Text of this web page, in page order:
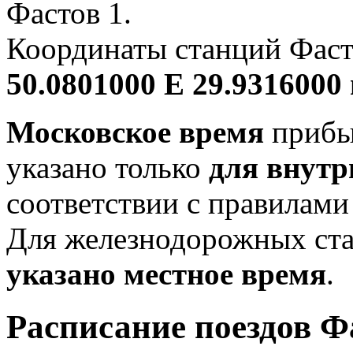
Фастов 1.
Координаты станций
50.0801000 E
Московское время
указано только для
соответствии с
Для железнодорожных
указано местное время.
Расписание поездов